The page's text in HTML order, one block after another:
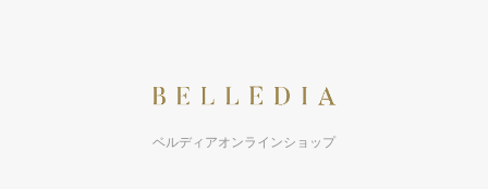
ベルディアオンラインショップ